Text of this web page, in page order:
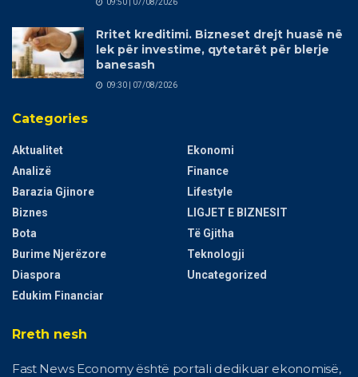
Rritet kreditimi. Bizneset drejt huasë në
lek për investime, qytetarët për blerje
banesash
09:30 | 07/08/2026
Categories
Aktualitet
Analizë
Barazia Gjinore
Biznes
Bota
Burime Njerëzore
Diaspora
Edukim Financiar
Ekonomi
Finance
Lifestyle
LIGJET E BIZNESIT
Të Gjitha
Teknologji
Uncategorized
Rreth nesh
Fast News Economy është portali dedikuar ekonomisë,